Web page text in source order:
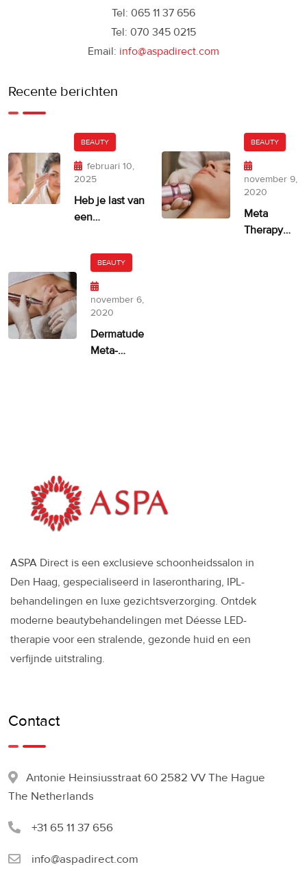
Tel: 065 11 37 656
Tel: 070 345 0215
Email: info@aspadirect.com
Recente berichten
BEAUTY
februari 10,
2025
Heb je last van
een
BEAUTY
november 9,
2020
Meta
Therapy
BEAUTY
november 6,
2020
Dermatude
Meta-
ASPA Direct is een exclusieve schoonheidssalon in
Den Haag, gespecialiseerd in laserontharing, IPL-
behandelingen en luxe gezichtsverzorging. Ontdek
moderne beautybehandelingen met Déesse LED-
therapie voor een stralende, gezonde huid en een
verfijnde uitstraling.
Contact
Antonie Heinsiusstraat 60 2582 VV The Hague
The Netherlands
+31 65 11 37 656
info@aspadirect.com